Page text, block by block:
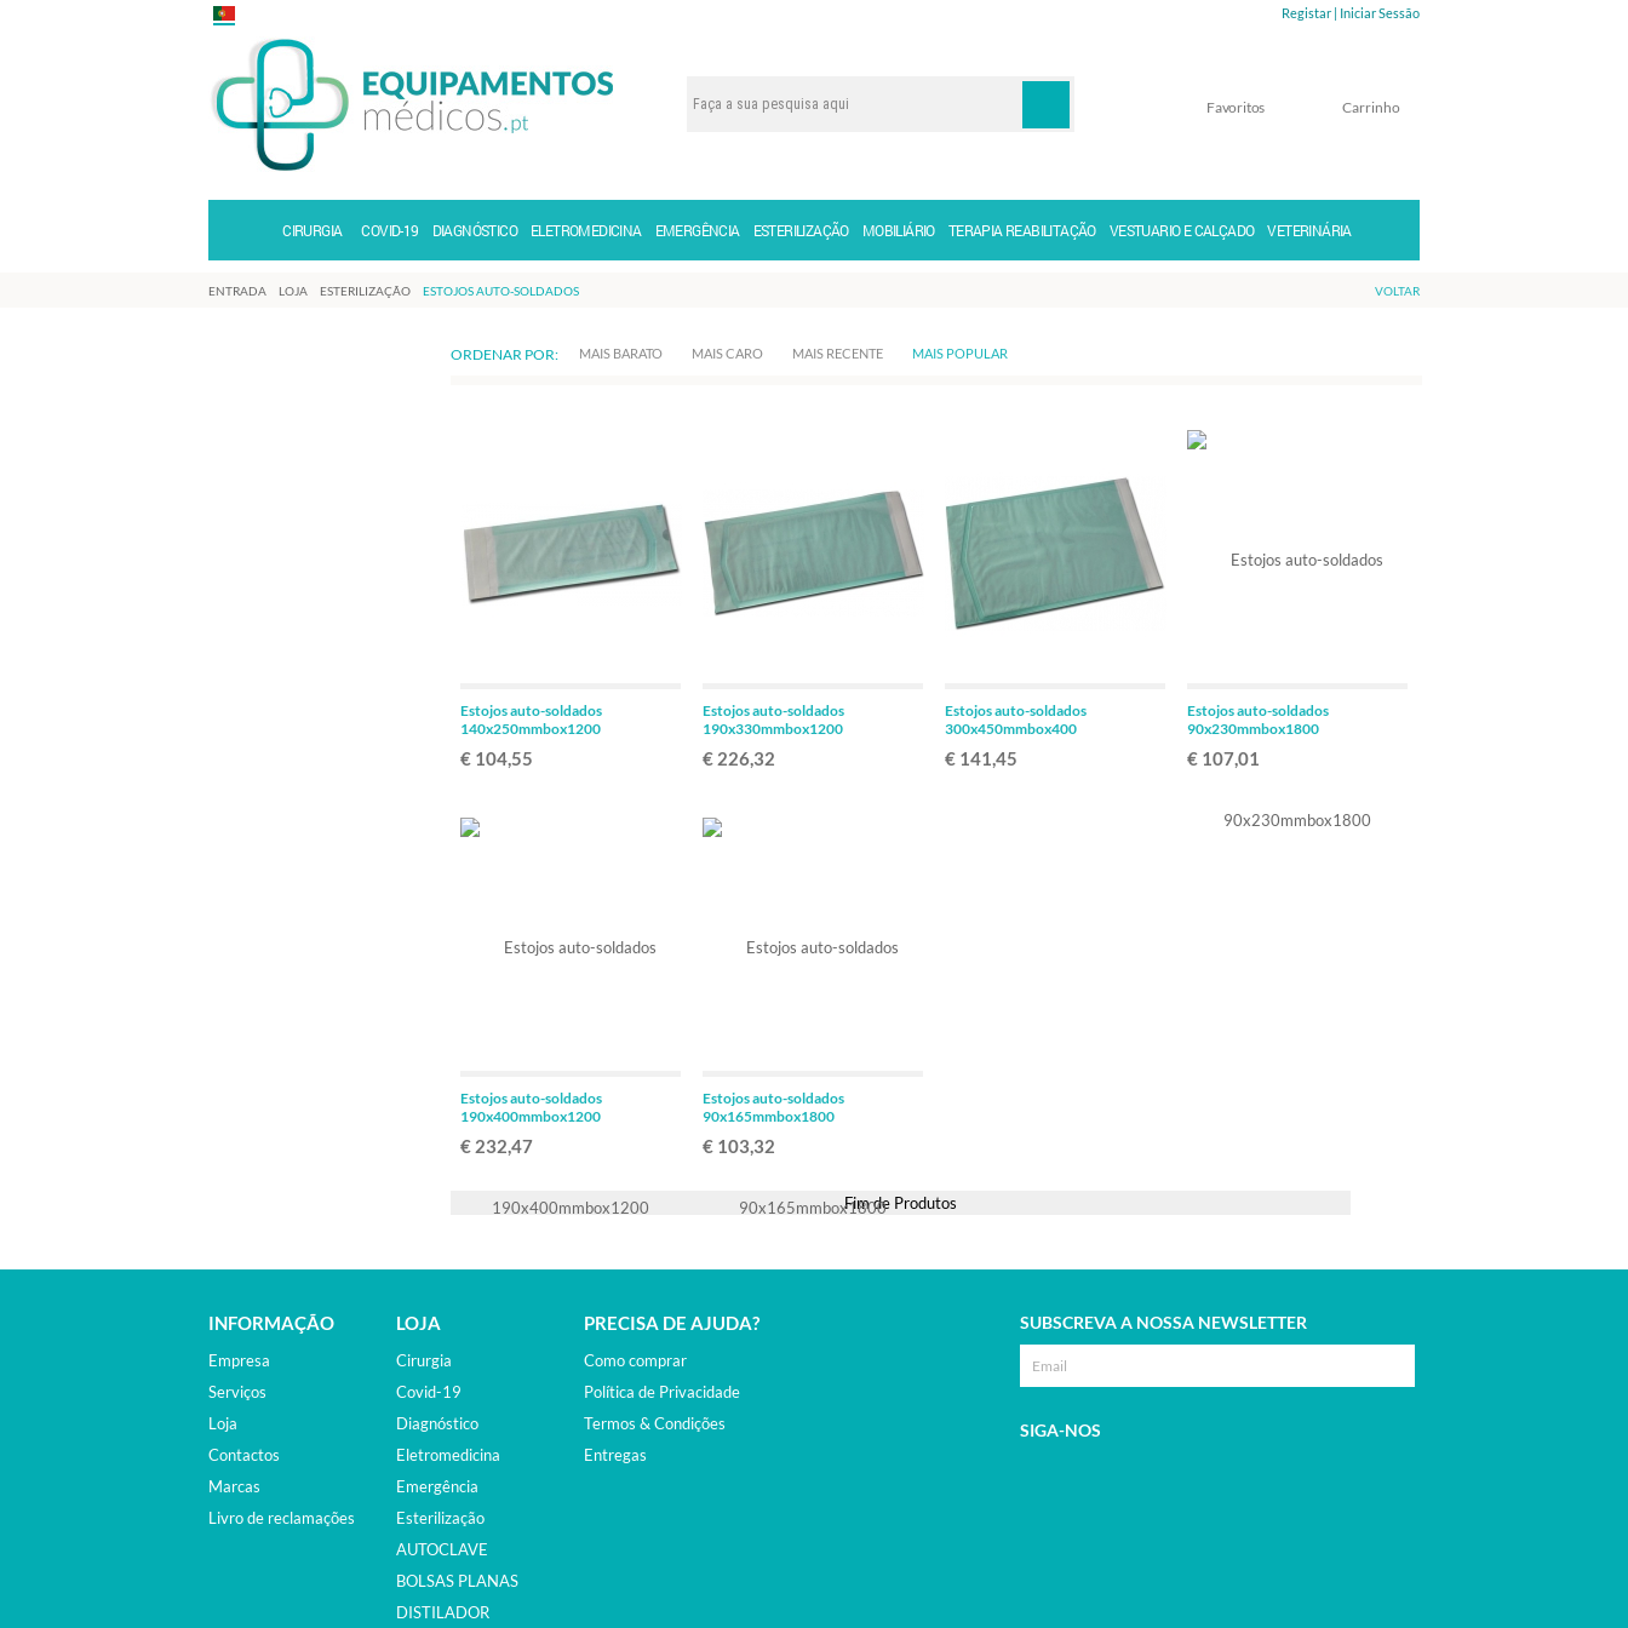
Registar | Iniciar Sessão
Carrinho
Favoritos
CIRURGIA COVID-19 DIAGNÓSTICO ELETROMEDICINA EMERGÊNCIA ESTERILIZAÇÃO MOBILIÁRIO TERAPIA REABILITAÇÃO VESTUARIO E CALÇADO VETERINÁRIA
ENTRADA LOJA ESTERILIZAÇÃO ESTOJOS AUTO-SOLDADOS VOLTAR
ORDENAR POR: MAIS BARATO MAIS CARO MAIS RECENTE MAIS POPULAR
Estojos auto-soldados
140x250mmbox1200
€ 104,55
Estojos auto-soldados
190x330mmbox1200
€ 226,32
Estojos auto-soldados
300x450mmbox400
€ 141,45
Estojos auto-soldados
90x230mmbox1800
€ 107,01
Estojos auto-soldados
190x400mmbox1200
€ 232,47
Estojos auto-soldados
90x165mmbox1800
€ 103,32
Fim de Produtos
INFORMAÇÃO
Empresa
Serviços
Loja
Contactos
Marcas
Livro de reclamações
LOJA
Cirurgia
Covid-19
Diagnóstico
Eletromedicina
Emergência
Esterilização
AUTOCLAVE
BOLSAS PLANAS
DISTILADOR
PRECISA DE AJUDA?
Como comprar
Política de Privacidade
Termos & Condições
Entregas
SUBSCREVA A NOSSA NEWSLETTER
SIGA-NOS